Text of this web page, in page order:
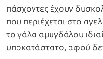
πάσχοντες έχουν
που περιέχεται στο
το γάλα αμυγδάλου
υποκατάστατο, αφού